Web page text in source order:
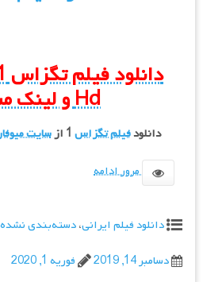
Hd و لینک مستقیم
دانلودفیلم تگزاس سایت
مرور ادامه
دانلود فیلم ایرانی،دسته‌بندی نشده
دسامبر 14, 2019
فوریه 1, 2020